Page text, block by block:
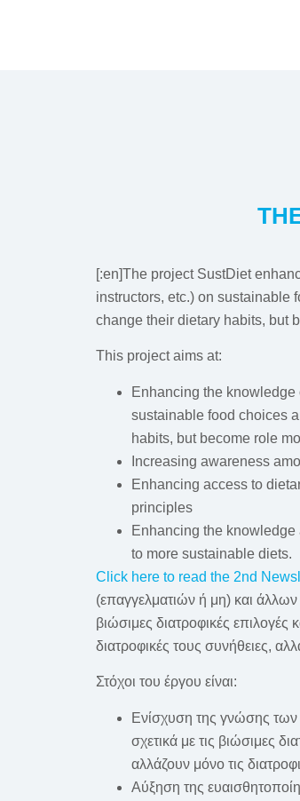
[:en]The project SustDiet
instructors, etc.) on sustainable
change their dietary habits, but
This project aims at:
Enhancing the
sustainable food choices
habits, but become role
Increasing awareness
Enhancing access to
principles
Enhancing the
to more sustainable diets.
Click here to read the 2nd
(επαγγελματιών ή μη) και
βιώσιμες διατροφικές
διατροφικές τους συνήθειες,
Στόχοι του έργου είναι:
Ενίσχυση της γνώσης των
σχετικά με τις βιώσιμες
αλλάζουν μόνο τις
Αύξηση της